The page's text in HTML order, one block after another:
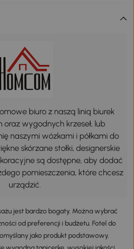
biuro z naszą linią biurek
wygodnych krzeseł, lub
naszymi wózkami i półkami do
skórzane stołki, designerskie
są dostępne, aby dodać
pomieszczenia, które chcesz
urządzić.
jest bardzo bogaty. Można wybrać
od preferencji i budżetu. Fotel do
jako produkt podstawowy.